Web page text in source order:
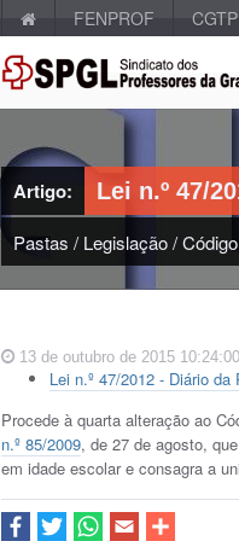
FENPROF CGTP
Artigo: Lei n.º 47/
Pastas / Legislação/
13 de outubro de 2015 10:24:00
Lei n.º 47/2012 - Diário
Procede à quarta alteração ao
n.º 85/2009, de 27 de agosto,
em idade escolar e consagra a